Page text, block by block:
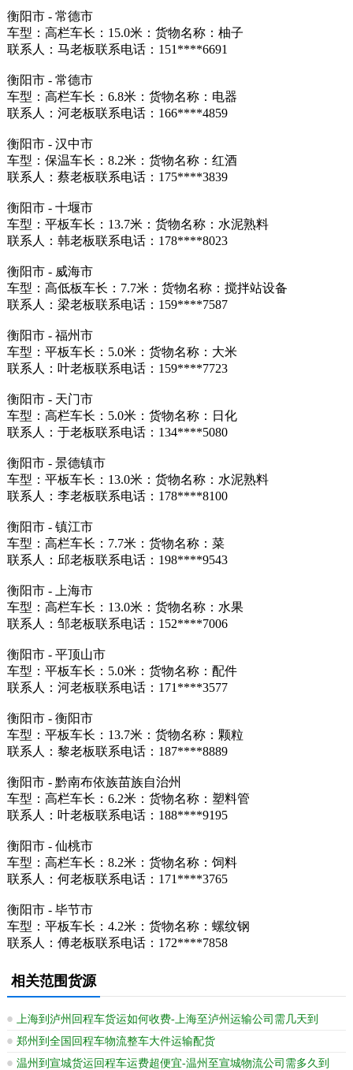
衡阳市 - 常德市
车型：高栏车长：15.0米：货物名称：柚子
联系人：马老板联系电话：151****6691
衡阳市 - 常德市
车型：高栏车长：6.8米：货物名称：电器
联系人：河老板联系电话：166****4859
衡阳市 - 汉中市
车型：保温车长：8.2米：货物名称：红酒
联系人：蔡老板联系电话：175****3839
衡阳市 - 十堰市
车型：平板车长：13.7米：货物名称：水泥熟料
联系人：韩老板联系电话：178****8023
衡阳市 - 威海市
车型：高低板车长：7.7米：货物名称：搅拌站设备
联系人：梁老板联系电话：159****7587
衡阳市 - 福州市
车型：平板车长：5.0米：货物名称：大米
联系人：叶老板联系电话：159****7723
衡阳市 - 天门市
车型：高栏车长：5.0米：货物名称：日化
联系人：于老板联系电话：134****5080
衡阳市 - 景德镇市
车型：平板车长：13.0米：货物名称：水泥熟料
联系人：李老板联系电话：178****8100
衡阳市 - 镇江市
车型：高栏车长：7.7米：货物名称：菜
联系人：邱老板联系电话：198****9543
衡阳市 - 上海市
车型：高栏车长：13.0米：货物名称：水果
联系人：邹老板联系电话：152****7006
衡阳市 - 平顶山市
车型：平板车长：5.0米：货物名称：配件
联系人：河老板联系电话：171****3577
衡阳市 - 衡阳市
车型：平板车长：13.7米：货物名称：颗粒
联系人：黎老板联系电话：187****8889
衡阳市 - 黔南布依族苗族自治州
车型：高栏车长：6.2米：货物名称：塑料管
联系人：叶老板联系电话：188****9195
衡阳市 - 仙桃市
车型：高栏车长：8.2米：货物名称：饲料
联系人：何老板联系电话：171****3765
衡阳市 - 毕节市
车型：平板车长：4.2米：货物名称：螺纹钢
联系人：傅老板联系电话：172****7858
相关范围货源
上海到泸州回程车货运如何收费-上海至泸州运输公司需几天到
郑州到全国回程车物流整车大件运输配货
温州到宣城货运回程车运费超便宜-温州至宣城物流公司需多久到